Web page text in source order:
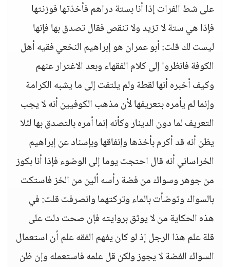
على شط الفرات إذا أنا بستة دراهم فأخذتها فوزنتها
فإذا هي ستة لا تزيد ولا تنقص فقال تصدق بها فإنها
ليست لك قلت: أبو عمران هو إبراهيم النخعي فقيه أهل
الكوفة فانظروا إلى كلام الفقهاء وبعد الاغترار عنهم
وكيف أخبره أنها لقطة ولم يلتفت إلى ما يشبه الكرامة
وإنما لم يأمره بتعريفها لأن مذهب الكوفيين أنه لا يجب
التعريف لما دون الدينار وكأنه إنما أمره بالتصدق بها لئلا
يظن أنه قد أكرم بأخذها وإنفاقها وبإسناد عن إبراهيم
الخراساني أنه قال احتجت يوما إلى الوضوء فإذا أنا بكوز
من جوهر وسواك من فضة رأسه ألين من الخز فاستكت
بالسواك وتوضأت بالماء وتركتهما وانصرفت قلت: في
هذه الحكاية من لا يوثق بروايته فإن صحت دلت على
قلة علم هذا الرجل إذ لو كان يفهم الفقه علم أن استعمال
السواك الفضة لا يجوز ولكن قل علمه فاستعمله وإن ظن